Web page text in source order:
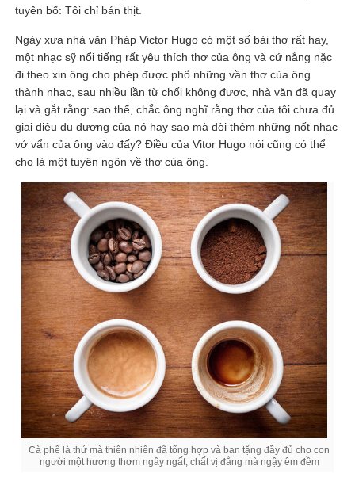
tuyên bố: Tôi chỉ bán thịt.
Ngày xưa nhà văn Pháp Victor Hugo có một số bài thơ rất hay,
một nhạc sỹ nổi tiếng rất yêu thích thơ của ông và cứ nằng nặc
đi theo xin ông cho phép được phổ những vần thơ của ông
thành nhạc, sau nhiều lần từ chối không được, nhà văn đã quay
lại và gắt rằng: sao thế, chắc ông nghĩ rằng thơ của tôi chưa đủ
giai điệu du dương của nó hay sao mà đòi thêm những nốt nhạc
vớ vẩn của ông vào đấy? Điều của Vitor Hugo nói cũng có thể
cho là một tuyên ngôn về thơ của ông.
Cà phê là thứ mà thiên nhiên đã tổng hợp và ban tặng đầy đủ cho con
người một hương thơm ngây ngất, chất vị đắng mà ngậy êm đềm